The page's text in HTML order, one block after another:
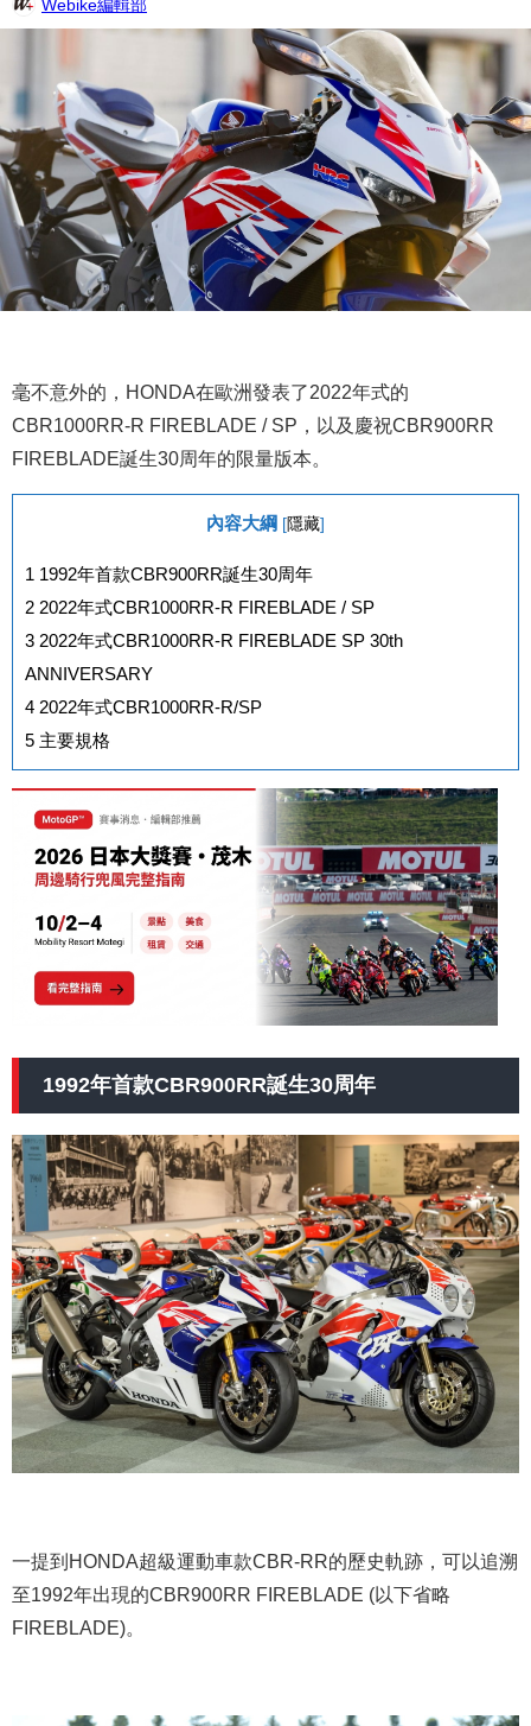
Webike編輯部
毫不意外的，HONDA在歐洲發表了2022年式的
CBR1000RR-R FIREBLADE / SP，以及慶祝CBR900RR
FIREBLADE誕生30周年的限量版本。
內容大綱 [隱藏]
1 1992年首款CBR900RR誕生30周年
2 2022年式CBR1000RR-R FIREBLADE / SP
3 2022年式CBR1000RR-R FIREBLADE SP 30th
ANNIVERSARY
4 2022年式CBR1000RR-R/SP
5 主要規格
1992年首款CBR900RR誕生30周年
一提到HONDA超級運動車款CBR-RR的歷史軌跡，可以追溯
至1992年出現的CBR900RR FIREBLADE (以下省略
FIREBLADE)。